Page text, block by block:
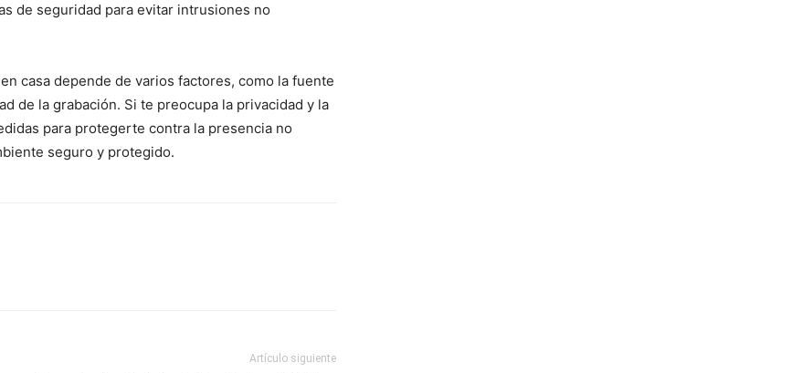
de seguridad para evitar intrusiones no
casa depende de varios factores, como la fuente
de la grabación. Si te preocupa la privacidad y la
para protegerte contra la presencia no
seguro y protegido.
Artículo siguiente